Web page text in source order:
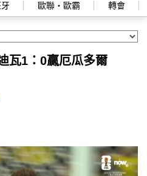
歐聯‧歐霸 轉會
瓦1：0贏厄瓜多爾